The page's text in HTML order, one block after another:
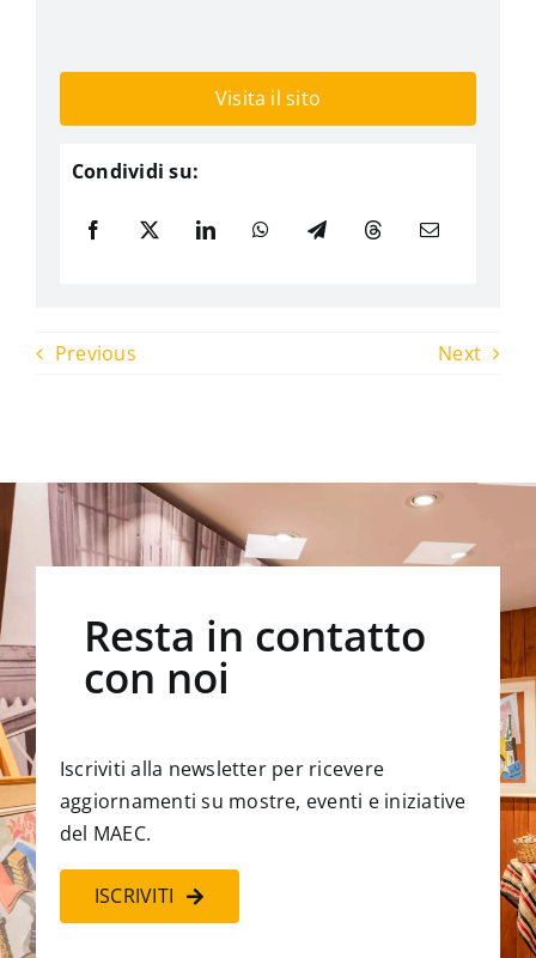
Visita il sito
Condividi su:
Previous Next
Resta in contatto
con noi
Iscriviti alla newsletter per ricevere
aggiornamenti su mostre, eventi e iniziative
del MAEC.
ISCRIVITI